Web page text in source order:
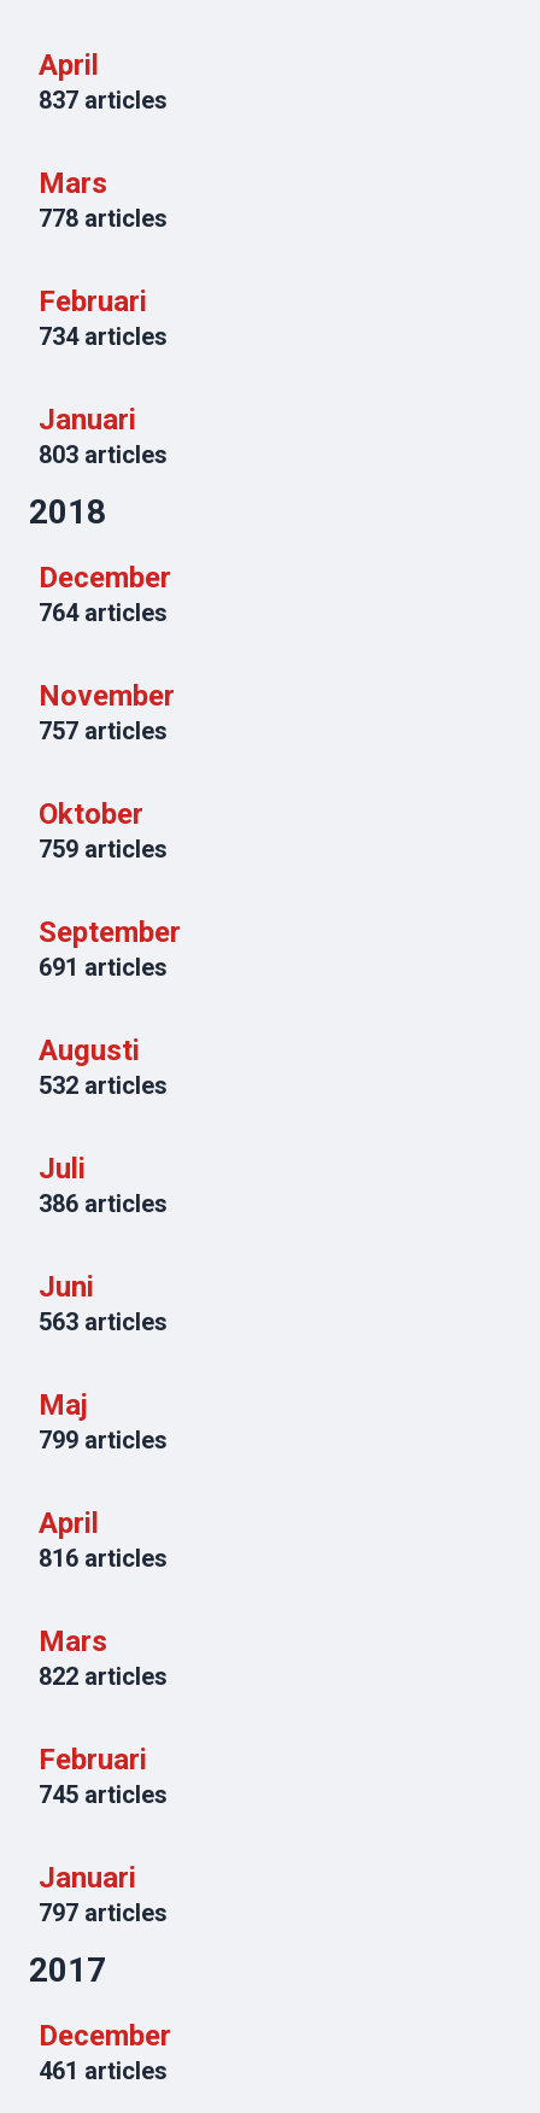
April
837 articles
Mars
778 articles
Februari
734articles
Januari
803 articles
2018
December
764articles
November
757 articles
Oktober
759 articles
September
691 articles
Augusti
532 articles
Juli
386 articles
Juni
563 articles
Maj
799 articles
April
816 articles
Mars
822 articles
Februari
745 articles
Januari
797 articles
2017
December
461 articles